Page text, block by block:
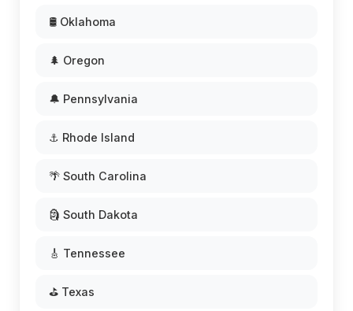
🛢️ Oklahoma
🌲 Oregon
🔔 Pennsylvania
⚓ Rhode Island
🌴 South Carolina
🗿 South Dakota
🎸 Tennessee
⛳ Texas